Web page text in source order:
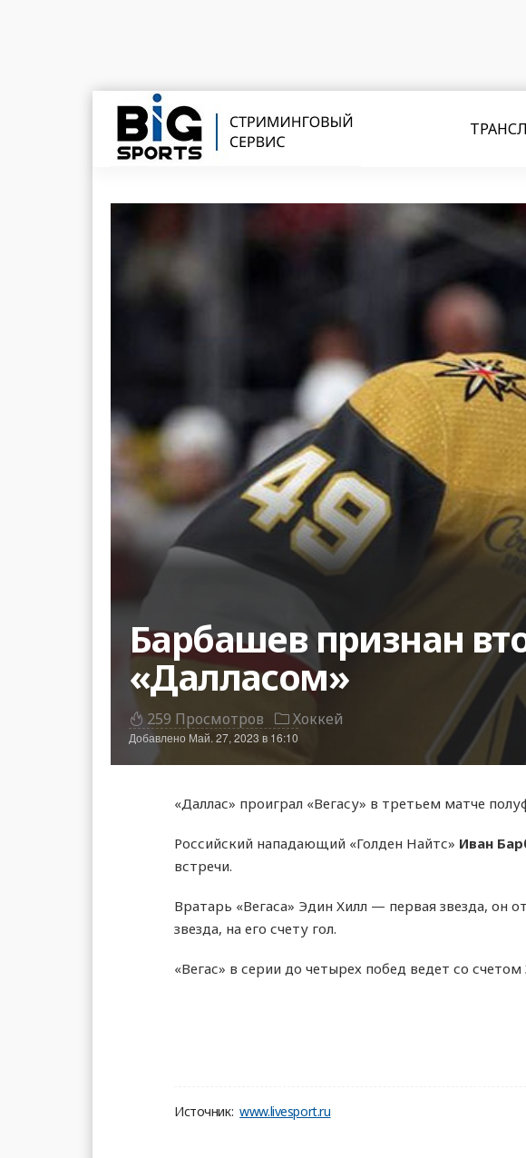
Барбашев признан
«Далласом»
259 Просмотров Хоккей
Добавлено Май. 27, 2023 в 16:10
«Даллас» проиграл «Вегасу» в третьем матче
Российский нападающий «Голден Найтс» Иван
встречи.
Вратарь «Вегаса» Эдин Хилл — первая звезда, он
звезда, на его счету гол.
«Вегас» в серии до четырех побед ведет со
Источник: www.livesport.ru